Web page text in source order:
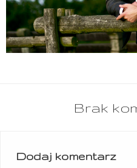
Brak
Dodaj komentarz